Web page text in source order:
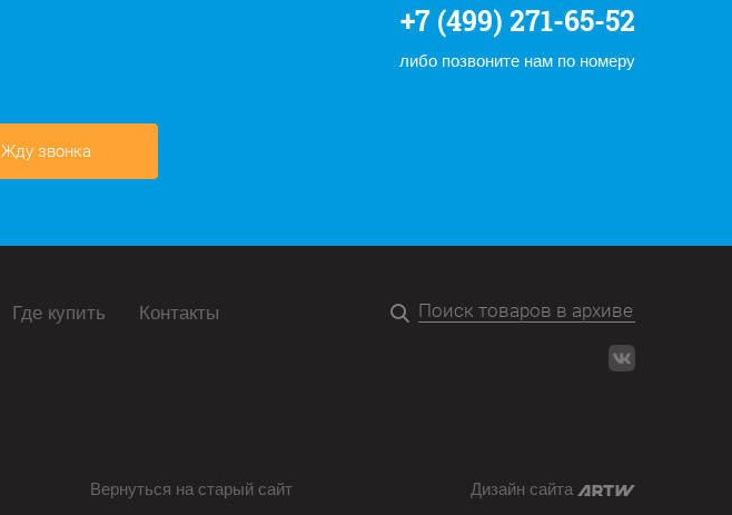
+7 (499) 271-65-52
либо позвоните нам по номеру
Жду звонка
Где купить Контакты
Вернуться на старый сайт Дизайн сайта